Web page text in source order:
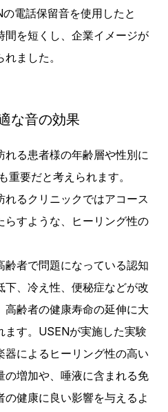
電話保留音を使用したと
間を短くし、企業イメージが
ました。
な音の効果
れる患者様の年齢層や性別に
重要だと考えられます。
れるクリニックではアコース
らすような、ヒーリング性の
齢者で問題になっている認知
、冷え性、便秘症などが改
齢者の健康寿命の延伸に大
ます。USENが実施した実験
器によるヒーリング性の高い
の増加や、唾液に含まれる免
健康に良い影響を与えるよ